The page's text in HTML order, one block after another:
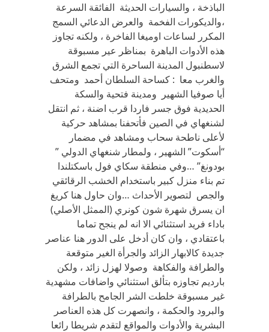
الباذخة ، والسيارات الحديثة الفائقة السرعة
،والديكورات الفخمة والعرض الدعائي السمج
المكرر لساعات اوميغا الفاخرة ، ولكنه تجاوز
هذه الأدوات الباهرة بمناظر عير مسبوقة
لاسطنبول المدينة الساحرة التي تجمع الشرق
والغرب معا : كساحة السلطان أحمد ومتحف
أيا صوفيا الشهير ومدينة فتحية والسكة
الحديدية فوق جسر فاردا قرب اضنة ، ثم انتقل
لشنغهاي في الصين فأتحفنا بمشاهد حركية
لأعلى ناطحة سحاب ومشاهد في مضمار
“أسكوت” الشهير ، ولمطار شنغهاي الدولي ”
بودونغ” …وفي منطقة سكاي فول باسكتلندا
تم بناء منزل كبير باستخدام الخشب الرقائقي
والجص لتصوير الأحداث …وان حاول هنا كريغ
ان يسرق شهرة شون كونري (الممثل الأصلي)
باداء فريد استثنائي الا انه لم ينجح تماما
باعتقادي ، وان كان أدخل على الدور هنا عناصر
جديدة كالابهار الزائد والجرأة الغير متوقعة
والطرافة والفكاهة وصولا لهزل زائد ، ولكن
بارديم تجاوزه بتألق استثنائي واضافات مشهدية
غير مسبوقة خلطت الشر الجامح بالطرافة
والبرود والحكمة ، وانصهرت كل هذه العناصر
البشرية والأدوات والمواقع لتقدم شريطا رائعا